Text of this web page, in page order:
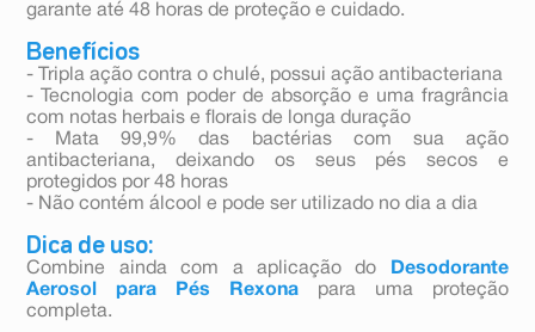
garante até 48 horas de proteção e cuidado.
Benefícios
- Tripla ação contra o chulé, possui ação antibacteriana
- Tecnologia com poder de absorção e uma fragrância
com notas herbais e florais de longa duração
- Mata 99,9% das bactérias com sua ação
antibacteriana, deixando os seus pés secos e
protegidos por 48 horas
- Não contém álcool e pode ser utilizado no dia a dia
Dica de uso:
Combine ainda com a aplicação do
Desodorante
Aerosol para Pés Rexona
para uma proteção
completa.